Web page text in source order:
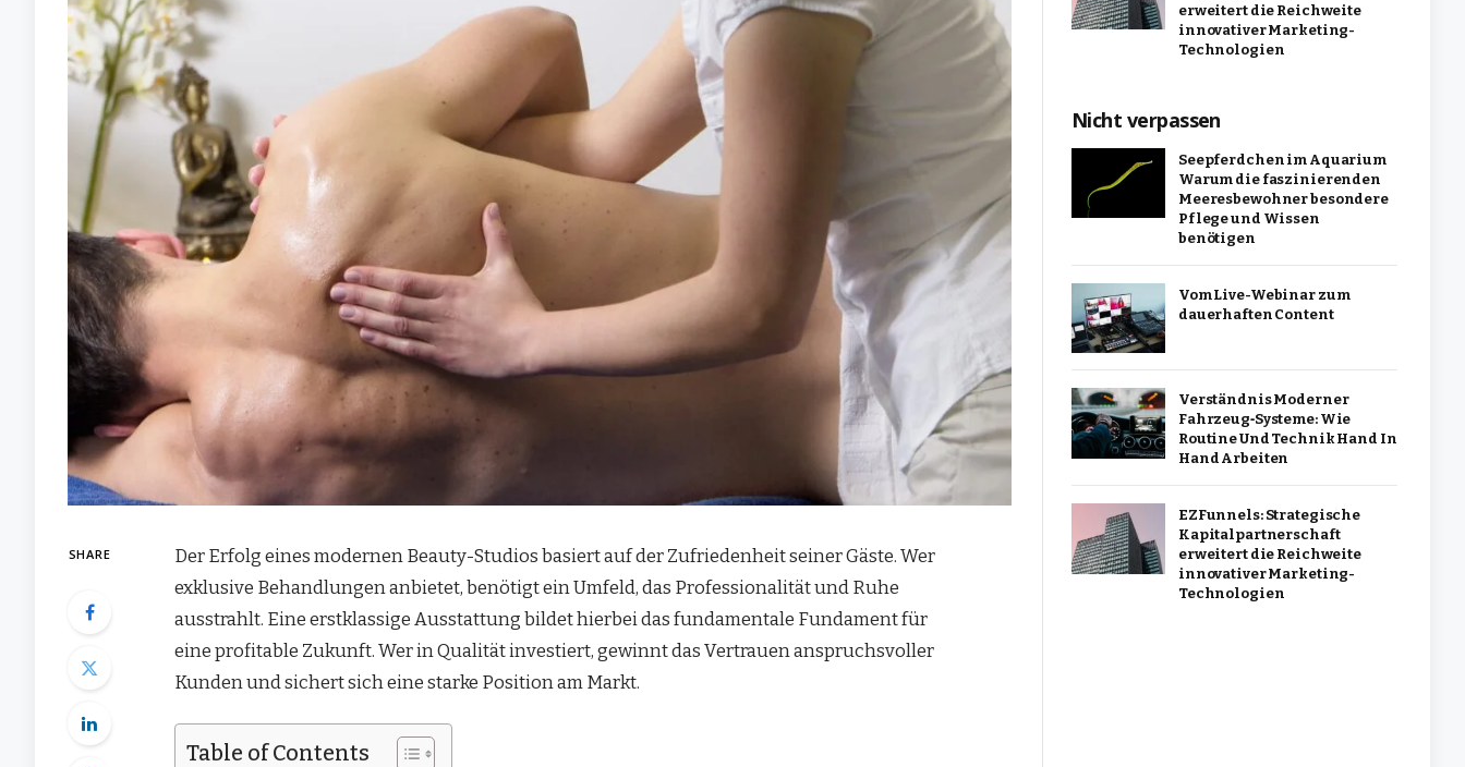
SHARE
Der Erfolg eines modernen Beauty-Studios basiert auf der Zufriedenheit seiner Gäste. Wer
exklusive Behandlungen anbietet, benötigt ein Umfeld, das Professionalität und Ruhe
ausstrahlt. Eine erstklassige Ausstattung bildet hierbei das fundamentale Fundament für
eine profitable Zukunft. Wer in Qualität investiert, gewinnt das Vertrauen anspruchsvoller
Kunden und sichert sich eine starke Position am Markt.
Table of Contents
erweitert die Reichweite
innovativer Marketing-
Technologien
Nicht verpassen
Seepferdchen im Aquarium
Warum die faszinierenden
Meeresbewohner besondere
Pflege und Wissen
benötigen
Vom Live-Webinar zum
dauerhaften Content
Verständnis Moderner
Fahrzeug‑Systeme: Wie
Routine Und Technik Hand In
Hand Arbeiten
EZFunnels: Strategische
Kapitalpartnerschaft
erweitert die Reichweite
innovativer Marketing-
Technologien